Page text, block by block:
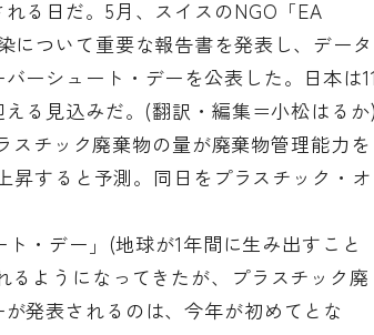
る日だ。5月、スイスのNGO 「EA
について重要な報告書を発表し、データ
ーシュート・デーを公表した。日本は
る見込みだ。(翻訳・編集＝小松はる
スチック廃棄物の量が廃棄物管理能力を
昇すると予測。同日をプラスチック・オ
・デー」 (地球が1年間に生み出すこと
ようになってきたが、プラスチック廃
発表されるのは、今年が初めてとな